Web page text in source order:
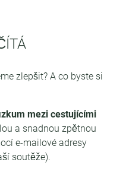
zlepšit? A co byste si
mezi cestujícími
a snadnou zpětnou
e-mailové adresy
soutěže).